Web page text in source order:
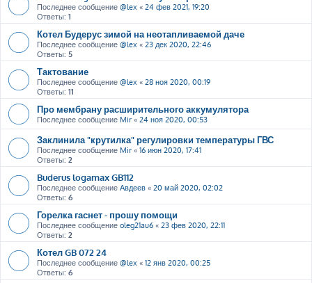
Последнее сообщение @lex « 24 фев 2021, 19:20
Ответы: 1
Котел Будерус зимой на неотапливаемой даче
Последнее сообщение @lex « 23 дек 2020, 22:46
Ответы: 5
Тактование
Последнее сообщение @lex « 28 ноя 2020, 00:19
Ответы: 11
Про мембрану расширительного аккумулятора
Последнее сообщение Mir « 24 ноя 2020, 00:53
Заклинила "крутилка" регулировки температуры ГВС
Последнее сообщение Mir « 16 июн 2020, 17:41
Ответы: 2
Buderus logamax GB112
Последнее сообщение Авдеев « 20 май 2020, 02:02
Ответы: 6
Горелка гаснет - прошу помощи
Последнее сообщение oleg21au6 « 23 фев 2020, 22:11
Ответы: 2
Котел GB 072 24
Последнее сообщение @lex « 12 янв 2020, 00:25
Ответы: 6